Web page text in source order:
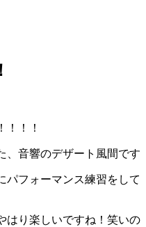
！！！
、音響のデザート風間です
パフォーマンス練習をして
はり楽しいですね！笑いの